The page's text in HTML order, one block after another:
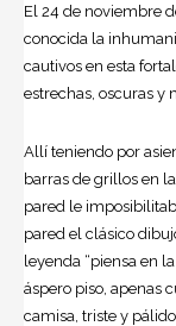
El 24 de noviembre
conocida la
cautivos en esta
estrechas, oscuras y
Allí teniendo por
barras de grillos en
pared le
pared el clásico
leyenda “piensa en
áspero piso, apenas
camisa, triste y